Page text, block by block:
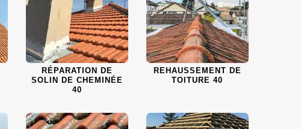
RÉPARATION DE
SOLIN DE CHEMINÉE
40
REHAUSSEMENT DE
TOITURE 40